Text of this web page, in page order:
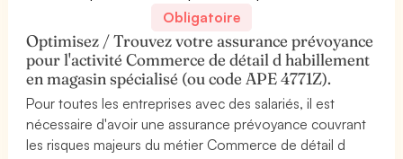
Obligatoire
Optimisez / Trouvez votre assurance prévoyance
pour l'activité Commerce de détail d habillement
en magasin spécialisé (ou code APE 4771Z).
Pour toutes les entreprises avec des salariés, il est
nécessaire d'avoir une assurance prévoyance couvrant
les risques majeurs du métier Commerce de détail d